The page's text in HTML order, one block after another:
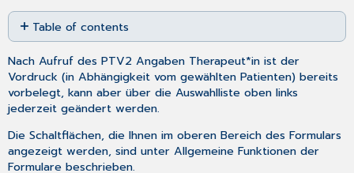
Save
as
PDF
Table of contents
des
Patienten
Beantragung
Bisheriger
Behandlungsumfang
des
Patienten
NachAufruf des PTV2 Angaben Therapeut*in ist der
Vordruck (in Abhängigkeit vom gewählten Patienten) bereits
vorbelegt, kann aber über die Auswahlliste oben links
jederzeit geändert werden.
Die Schaltflächen, die Ihnen im oberen Bereich des Formulars
angezeigt werden, sind unterAllgemeine Funktionen der
Formulare beschrieben.